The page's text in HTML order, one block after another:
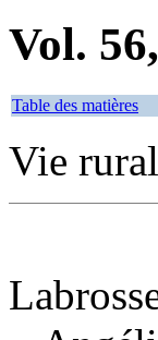
Vol.
Table des matières
Vie